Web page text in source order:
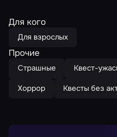
Для кого
Для взрослых
Прочие
Страшные Квест-
Хоррор
Квесты без